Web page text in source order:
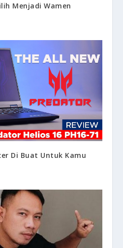
Menjadi Wamen
Di Buat Untuk Kamu